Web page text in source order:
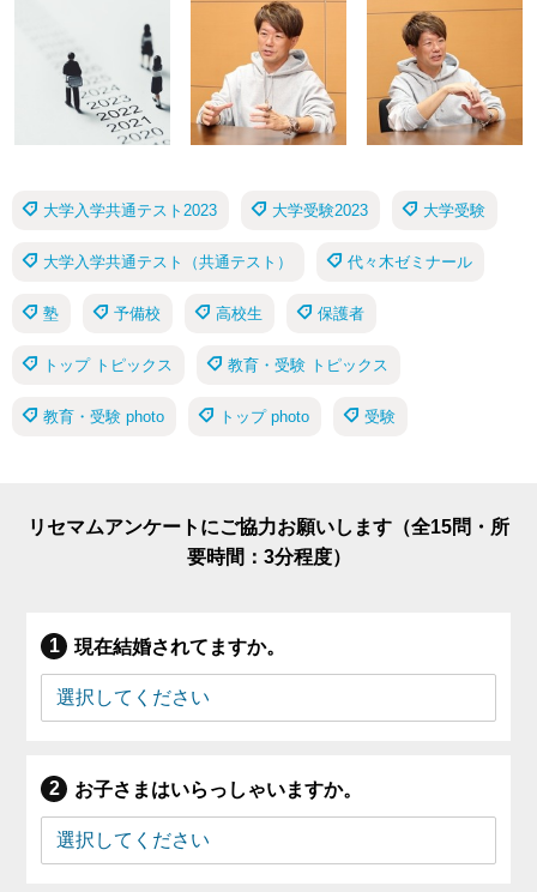
大学入学共通テスト2023 大学受験2023 大学受験
大学入学共通テスト（共通テスト） 代々木ゼミナール
塾 予備校 高校生 保護者
トップ トピックス 教育・受験 トピックス
教育・受験 photo トップ photo 受験
リセマムアンケートにご協力お願いします（全15問・所
要時間：3分程度）
現在結婚されてますか。
お子さまはいらっしゃいますか。